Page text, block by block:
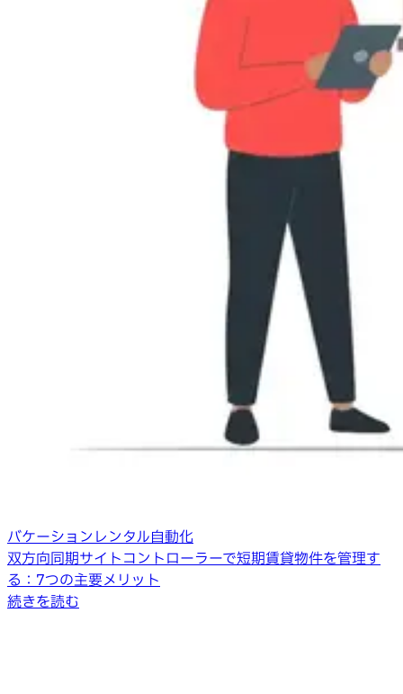
バケーションレンタル自動化
双方向同期サイトコントローラーで短期賃貸物件を管理す
る：7つの主要メリット
続きを読む